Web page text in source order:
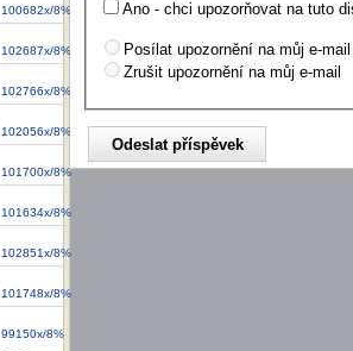
100682x/8%
102687x/8%
102766x/8%
102056x/8%
101700x/8%
101634x/8%
102851x/8%
101748x/8%
99150x/8%
Ano - chci upozorňovat na tuto
Posílat upozornění na můj e-mail
Zrušit upozornění na můj e-mail